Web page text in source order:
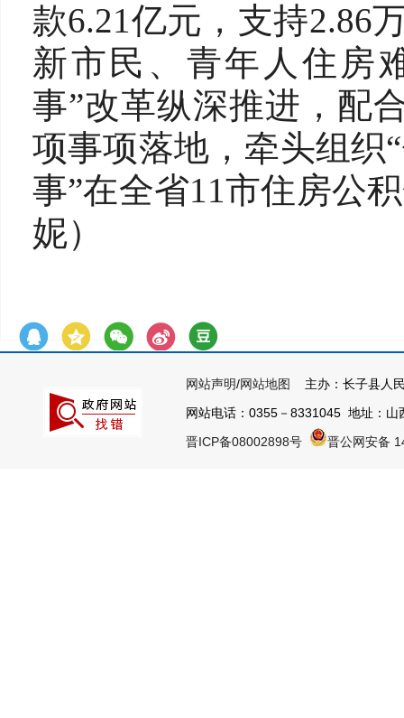
款6.21亿元，支持2.86
新市民、青年人住房
事”改革纵深推进，配
项事项落地，牵头组织
事”在全省11市住房公
妮）
网站声明/网站地图
主办：长子县人
网站电话：0355－8331045 地址：
晋ICP备08002898号
晋公网安备